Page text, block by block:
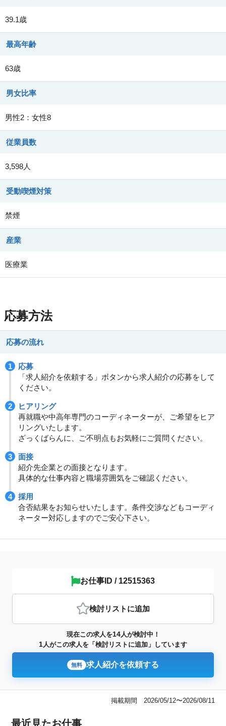
39.1歳
最高年齢
63歳
男女比率
男性2：女性8
従業員数
3,598人
受動喫煙対策
禁煙
産業
医療業
応募方法
応募の流れ
応募
「求人紹介を依頼する」ボタンから求人紹介の応募をして
ください。
ヒアリング
再就職や中高年専門のコーディネーターが、ご希望をヒア
リングいたします。
ざっくばらんに、ご不明点もお気軽にご質問ください。
面接
紹介先企業との面接となります。
具体的な仕事内容と職場雰囲気をご確認ください。
採用
合否結果をお知らせいたします。条件交渉などもコーディ
ネーター対応しますのでご安心下さい。
お仕事ID / 12515363
検討リスト に追加
現在この求人を14人が検討中！
1人がこの求人を「検討リストに追加」しています
無料 求人紹介を依頼する
掲載期間 2026/05/12〜2026/08/11
最近見たお仕事